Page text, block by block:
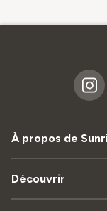
À propos de
Découvrir